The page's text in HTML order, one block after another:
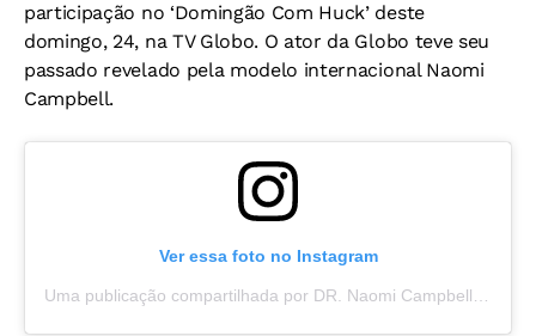
participação no ‘Domingão Com Huck’ deste
domingo, 24, na TV Globo. O ator da Globo teve seu
passado revelado pela modelo internacional Naomi
Campbell.
Ver essa foto no Instagram